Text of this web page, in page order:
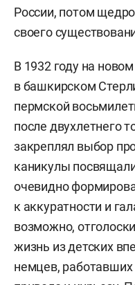
России, потом
своего
В 1932 году на
в башкирском
пермской
после двухлетнего
закреплял выбор
каникулы
очевидно
к аккуратности и
возможно,
жизнь из детских
немцев,